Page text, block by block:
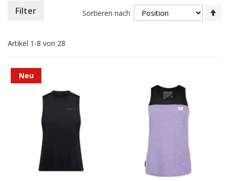
Artikel 1 -8 von 28
Sortieren nach
Neu
Filter